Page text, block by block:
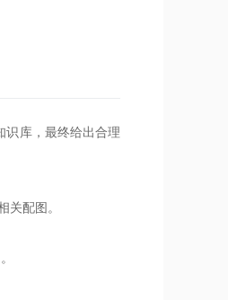
库，最终给出合理
配图。